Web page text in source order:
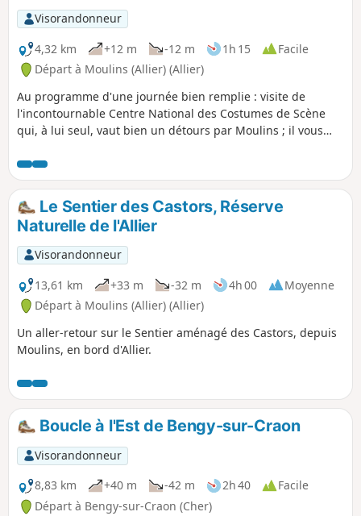
Visorandonneur
4,32 km
+12 m -12 m 1h 15
Facile
Départ à Moulins (Allier) (Allier)
Au programme d'une journée bien remplie : visite de
l'incontournable Centre National des Costumes de Scène
qui, à lui seul, vaut bien un détours par Moulins ; il vous
dans les rues commerçantes et dans le quartier historique
avec, peut-être, la visite d'un ou deux autres musées.Le
temps indiqué pour cette randonnée ne prend, bien
évidemment, pas en compte les visites des différents
musées.
Le Sentier des Castors, Réserve
Naturelle de l'Allier
Visorandonneur
13,61 km
+33 m -32 m 4h 00
Moyenne
Départ à Moulins (Allier) (Allier)
Un aller-retour sur le Sentier aménagé des Castors, depuis
Moulins, en bord d'Allier.
Boucle à l'Est de Bengy-sur-Craon
Visorandonneur
8,83 km
+40 m -42 m 2h 40
Facile
Départ à Bengy-sur-Craon (Cher)